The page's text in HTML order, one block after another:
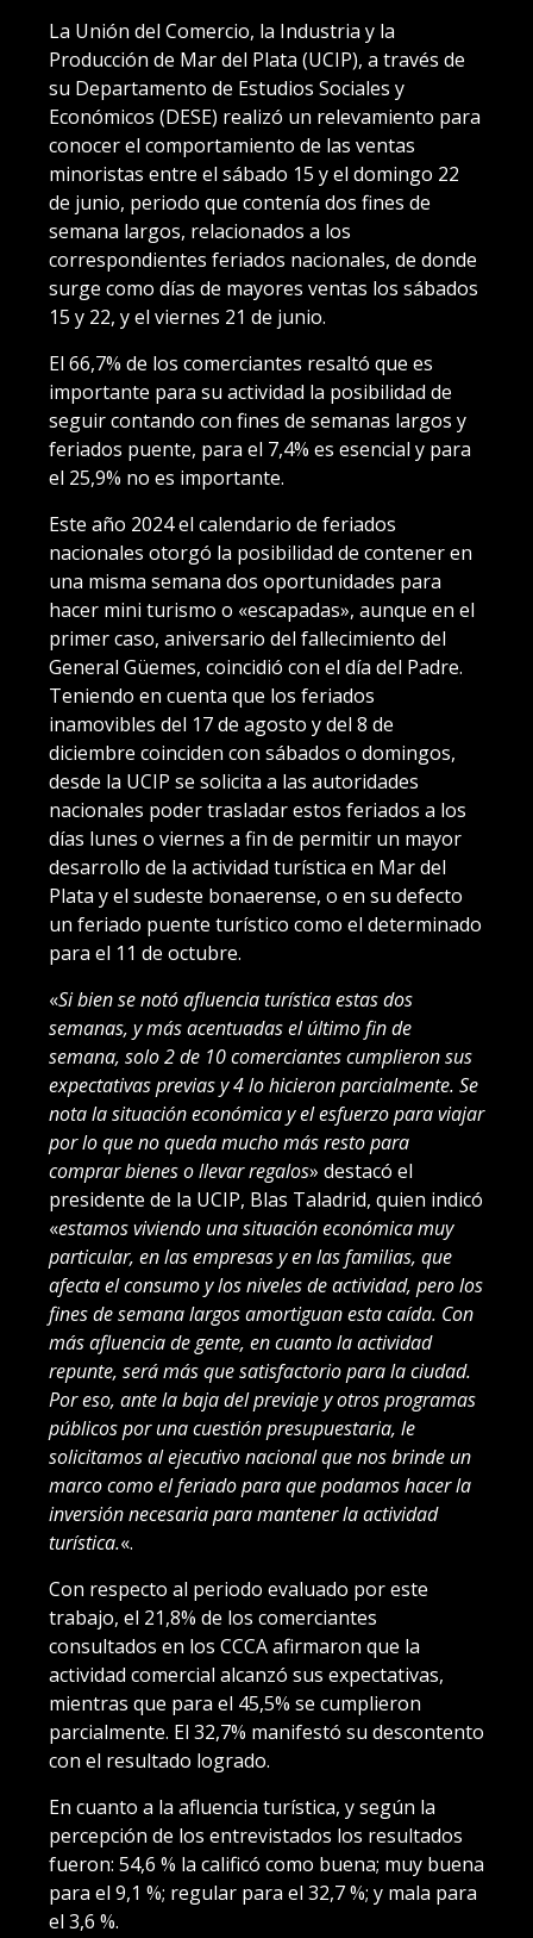
La Unión del Comercio, la Industria y la
Producción de Mar del Plata (UCIP), a través de
su Departamento de Estudios Sociales y
Económicos (DESE) realizó un relevamiento para
conocer el comportamiento de las ventas
minoristas entre el sábado 15 y el domingo 22
de junio, periodo que contenía dos fines de
semana largos, relacionados a los
correspondientes feriados nacionales, de donde
surge como días de mayores ventas los sábados
15 y 22, y el viernes 21 de junio.
El 66,7% de los comerciantes resaltó que es
importante para su actividad la posibilidad de
seguir contando con fines de semanas largos y
feriados puente, para el 7,4% es esencial y para
el 25,9% no es importante.
Este año 2024 el calendario de feriados
nacionales otorgó la posibilidad de contener en
una misma semana dos oportunidades para
hacer mini turismo o «escapadas», aunque en el
primer caso, aniversario del fallecimiento del
General Güemes, coincidió con el día del Padre.
Teniendo en cuenta que los feriados
inamovibles del 17 de agosto y del 8 de
diciembre coinciden con sábados o domingos,
desde la UCIP se solicita a las autoridades
nacionales poder trasladar estos feriados a los
días lunes o viernes a fin de permitir un mayor
desarrollo de la actividad turística en Mar del
Plata y el sudeste bonaerense, o en su defecto
un feriado puente turístico como el determinado
para el 11 de octubre.
«Si bien se notó afluencia turística estas dos
semanas, y más acentuadas el último fin de
semana, solo 2 de 10 comerciantes cumplieron sus
expectativas previas y 4 lo hicieron parcialmente. Se
nota la situación económica y el esfuerzo para viajar
por lo que no queda mucho más resto para
comprar bienes o llevar regalos» destacó el
presidente de la UCIP, Blas Taladrid, quien indicó
«estamos viviendo una situación económica muy
particular, en las empresas y en las familias, que
afecta el consumo y los niveles de actividad, pero los
fines de semana largos amortiguan esta caída. Con
más afluencia de gente, en cuanto la actividad
repunte, será más que satisfactorio para la ciudad.
Por eso, ante la baja del previaje y otros programas
públicos por una cuestión presupuestaria, le
solicitamos al ejecutivo nacional que nos brinde un
marco como el feriado para que podamos hacer la
inversión necesaria para mantener la actividad
turística.«.
Con respecto al periodo evaluado por este
trabajo, el 21,8% de los comerciantes
consultados en los CCCA afirmaron que la
actividad comercial alcanzó sus expectativas,
mientras que para el 45,5% se cumplieron
parcialmente. El 32,7% manifestó su descontento
con el resultado logrado.
En cuanto a la afluencia turística, y según la
percepción de los entrevistados los resultados
fueron: 54,6 % la calificó como buena; muy buena
para el 9,1 %; regular para el 32,7 %; y mala para
el 3,6 %.